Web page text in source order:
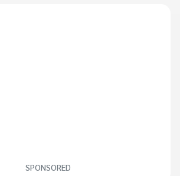
SPONSORED